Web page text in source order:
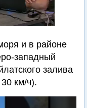
и в районе
западный
залива
км/ч).